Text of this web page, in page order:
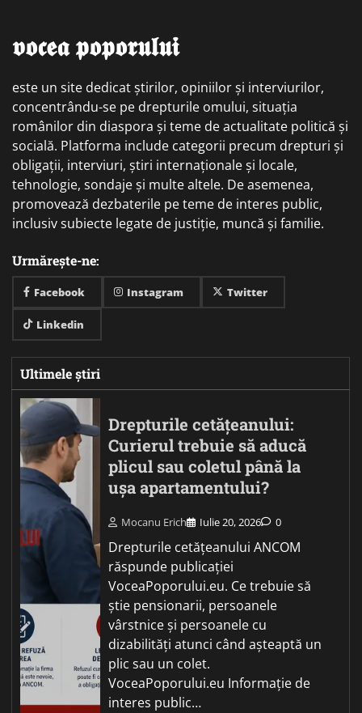
𝖛𝖔𝖈𝖊𝖆 𝖕𝖔𝖕𝖔𝖗𝖚𝖑𝖚𝖎
este un site dedicat știrilor, opiniilor și interviurilor,
concentrându-se pe drepturile omului, situația
românilor din diaspora și teme de actualitate politică și
socială. Platforma include categorii precum drepturi și
obligații, interviuri, știri internaționale și locale,
tehnologie, sondaje și multe altele. De asemenea,
promovează dezbaterile pe teme de interes public,
inclusiv subiecte legate de justiție, muncă și familie.
Urmărește-ne:
Facebook Instagram Twitter
Linkedin
Ultimele știri
Drepturile cetățeanului:
Curierul trebuie să aducă
plicul sau coletul până la
ușa apartamentului?
Mocanu Erich Iulie 20, 2026 0
Drepturile cetățeanului ANCOM
răspunde publicației
VoceaPoporului.eu. Ce trebuie să
știe pensionarii, persoanele
vârstnice și persoanele cu
dizabilități atunci când așteaptă un
plic sau un colet.
VoceaPoporului.eu Informație de
interes public…